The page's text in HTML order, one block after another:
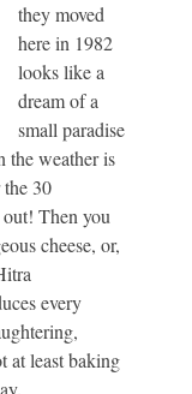
they moved
here in 1982
looks like a
dream of a
small paradise
the weather is
the 30
Then you
cheese, or,
every
least baking